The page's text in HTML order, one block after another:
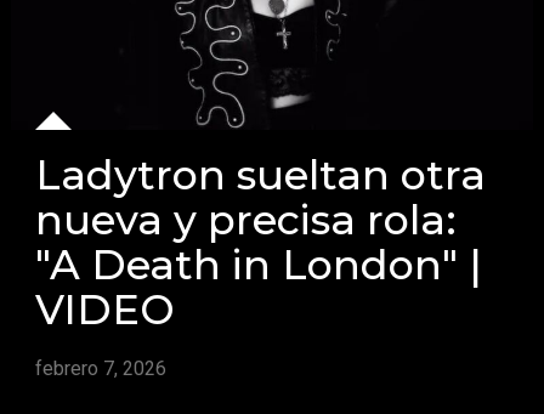
Ladytron sueltan otra
nueva y precisa rola:
"A Death in London" |
VIDEO
febrero 7, 2026